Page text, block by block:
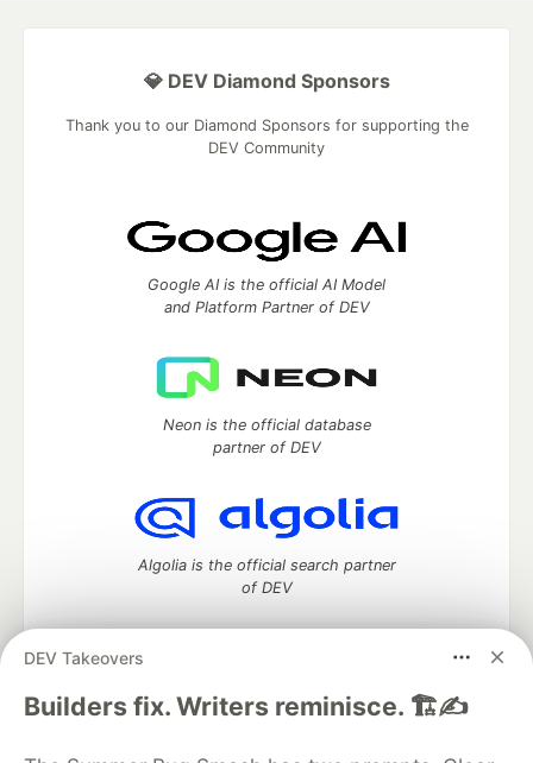
DEV Takeovers
Builders fix. Writers reminisce. 🏗️✍️
💎 DEV Diamond Sponsors
Thank you to our Diamond Sponsors for supporting the
DEV Community
Google AI is the official AI Model
and Platform Partner of DEV
Neon is the official database
partner of DEV
Algolia is the official search partner
of DEV
DEV Community— A space to discuss and keep up software